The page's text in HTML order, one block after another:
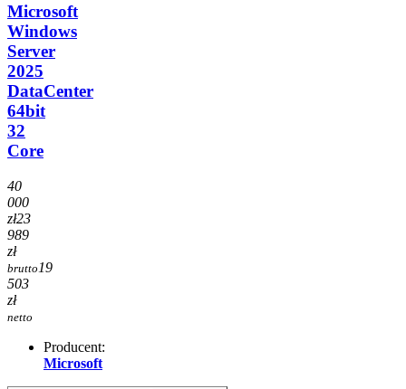
Microsoft
Windows
Server
2025
DataCenter
64bit
32
Core
40
000
zł23
989
zł
brutto 19
503
zł
netto
Producent:
Microsoft